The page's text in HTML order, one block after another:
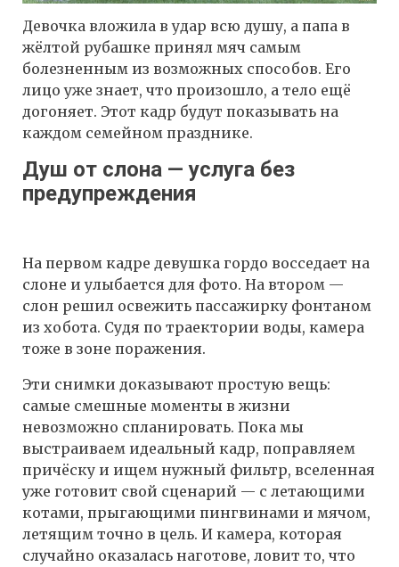
Девочка вложила в удар всю душу, а папа в
жёлтой рубашке принял мяч самым
болезненным из возможных способов. Его
лицо уже знает, что произошло, а тело ещё
догоняет. Этот кадр будут показывать на
каждом семейном празднике.
Душ от слона — услуга без
предупреждения
На первом кадре девушка гордо восседает на
слоне и улыбается для фото. На втором —
слон решил освежить пассажирку фонтаном
из хобота. Судя по траектории воды, камера
тоже в зоне поражения.
Эти снимки доказывают простую вещь:
самые смешные моменты в жизни
невозможно спланировать. Пока мы
выстраиваем идеальный кадр, поправляем
причёску и ищем нужный фильтр, вселенная
уже готовит свой сценарий — с летающими
котами, прыгающими пингвинами и мячом,
летящим точно в цель. И камера, которая
случайно оказалась наготове, ловит то, что